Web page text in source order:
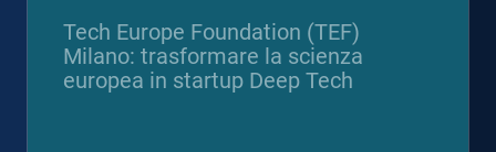
Tech Europe Foundation (TEF)
Milano: trasformare la scienza
europea in startup Deep Tech